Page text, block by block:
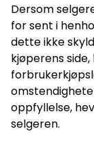
Dersom
for sent i
dette ikke
kjøperens
oppfyllelse,
selgeren.